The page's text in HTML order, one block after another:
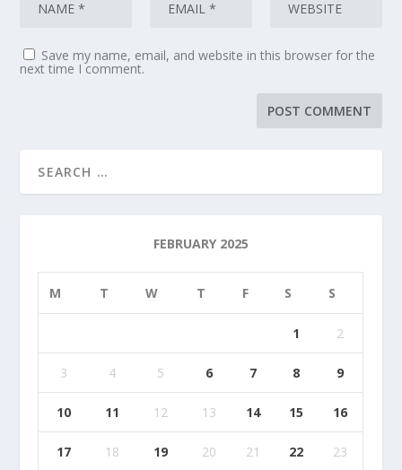
Save my name, email, and website in this browser for the
next time I comment.
FEBRUARY 2025
M T W T F S S
1 2
3 4 5 6 7 8 9
10 11 12 13 14 15 16
17 18 19 20 21 22 23